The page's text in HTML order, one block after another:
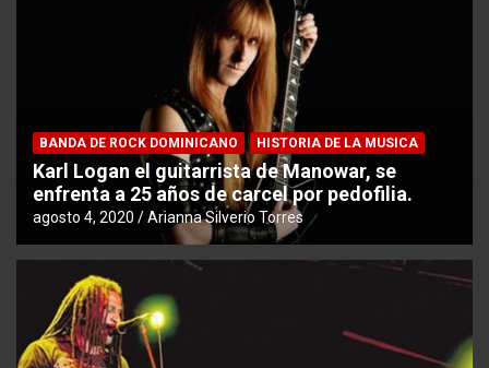
BANDA DE ROCK DOMINICANO HISTORIA DE LA MUSICA
Karl Logan el guitarrista de Manowar, se
enfrenta a 25 años de carcel por pedofilia.
agosto 4, 2020 Arianna Silverio Torres